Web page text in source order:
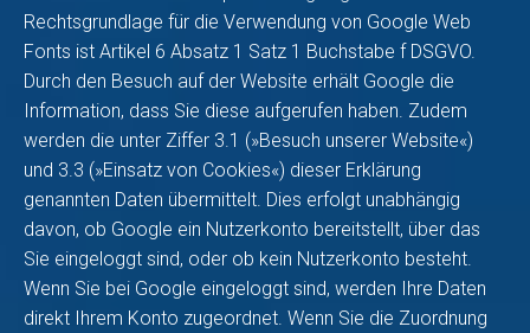
Rechtsgrundlage für die Verwendung von Google Web
Fonts ist Artikel 6 Absatz 1 Satz 1 Buchstabe f DSGVO.
Durch den Besuch auf der Website erhält Google die
Information, dass Sie diese aufgerufen haben. Zudem
werden die unter Ziffer 3.1 (»Besuch unserer Website«)
und 3.3 (»Einsatz von Cookies«) dieser Erklärung
genannten Daten übermittelt. Dies erfolgt unabhängig
davon, ob Google ein Nutzerkonto bereitstellt, über das
Sie eingeloggt sind, oder ob kein Nutzerkonto besteht.
Wenn Sie bei Google eingeloggt sind, werden Ihre Daten
direkt Ihrem Konto zugeordnet. Wenn Sie die Zuordnung